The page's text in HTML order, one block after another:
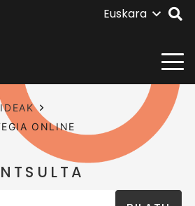
Euskara
ONLINE